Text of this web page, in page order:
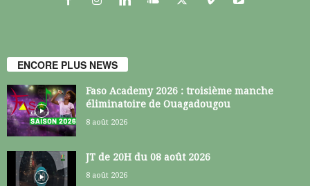
ENCORE PLUS NEWS
Faso Academy 2026 : troisième manche
éliminatoire de Ouagadougou
8 août 2026
JT de 20H du 08 août 2026
8 août 2026